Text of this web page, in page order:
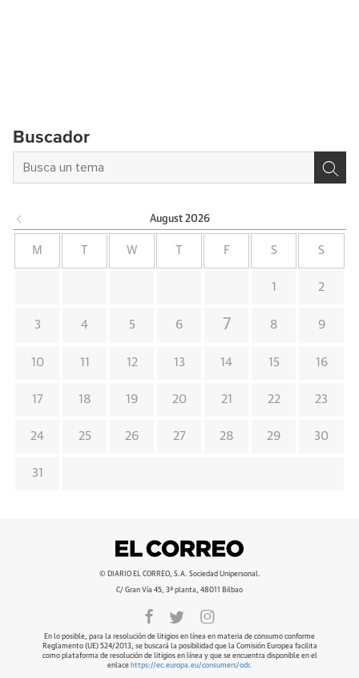
Buscador
August 2026
M W F S S
1 2
3 4 5 6 7 8 9
10 11 12 13 14 15 16
17 18 19 20 21 22 23
24 25 26 27 28 29 30
31
© DIARIO EL CORREO, S.A. Sociedad Unipersonal.
C/ Gran Vía 45, 3ª planta, 48011 Bilbao
En lo posible, para la resolución de litigios en línea en materia de consumo conforme
Reglamento (UE) 524/2013, se buscará la posibilidad que la Comisión Europea facilita
como plataforma de resolución de litigios en línea y que se encuentra disponible en el
enlace https://ec.europa.eu/consumers/odr.